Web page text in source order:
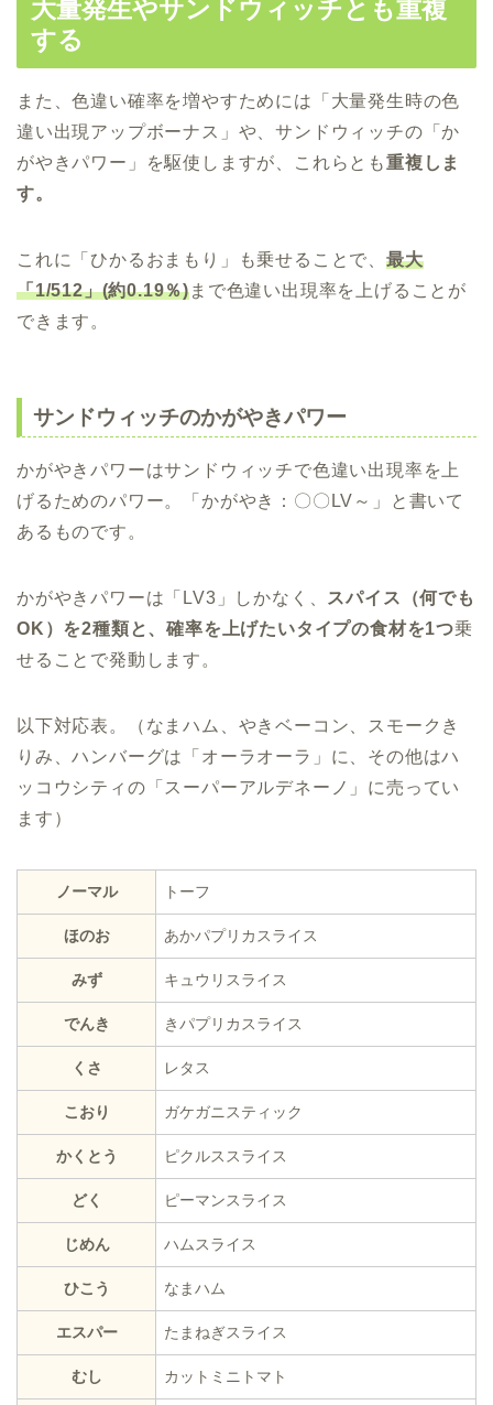
大量発生やサンドウィッチとも重複
する
また、色違い確率を増やすためには「大量発生時の色
違い出現アップボーナス」や、サンドウィッチの「か
がやきパワー」を駆使しますが、これらとも重複しま
す。
これに「ひかるおまもり」も乗せることで、 最大
「1/512」(約0.19％)まで色違い出現率を上げることが
できます。
サンドウィッチのかがやきパワー
かがやきパワーはサンドウィッチで色違い出現率を上
げるためのパワー。「かがやき：〇〇LV～」と書いて
あるものです。
かがやきパワーは「LV3」しかなく、 スパイス（何でも
OK）を2種類と、確率を上げたいタイプの食材を1つ乗
せることで発動します。
以下対応表。（なまハム、やきベーコン、スモークき
りみ、ハンバーグは「オーラオーラ」に、その他はハ
ッコウシティの「スーパーアルデネーノ」に売ってい
ます）
ノーマル トーフ
ほのお あかパプリカスライス
みず キュウリスライス
でんき きパプリカスライス
くさ レタス
こおり ガケガニスティック
かくとう ピクルススライス
どく ピーマンスライス
じめん ハムスライス
ひこう なまハム
エスパー たまねぎスライス
むし カットミニトマト